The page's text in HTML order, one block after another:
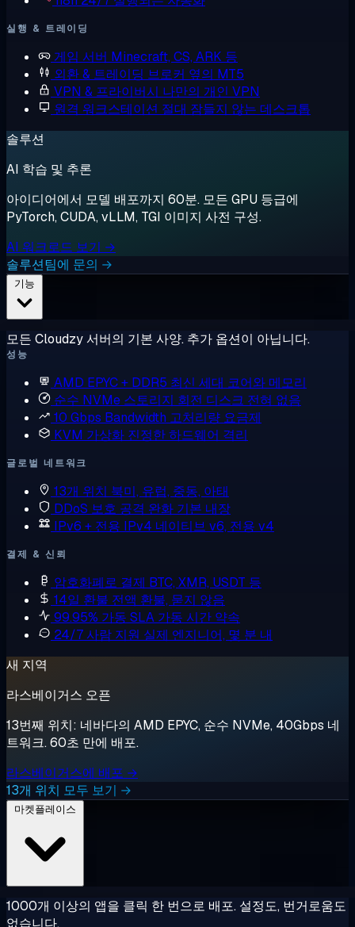
실행 & 트레이딩
게임 서버 Minecraft, CS, ARK 등
외환 & 트레이딩 브로커 옆의 MT5
VPN & 프라이버시 나만의 개인 VPN
원격 워크스테이션 절대 잠들지 않는 데스크톱
솔루션
AI 학습 및 추론
아이디어에서 모델 배포까지 60분. 모든 GPU 등급에
PyTorch, CUDA, vLLM, TGI 이미지 사전 구성.
AI 워크로드 보기 →
솔루션팀에 문의 →
모든 Cloudzy 서버의 기본 사양. 추가 옵션이 아닙니다.
성능
AMD EPYC + DDR5 최신 세대 코어와 메모리
순수 NVMe 스토리지 회전 디스크 전혀 없음
10 Gbps Bandwidth 고처리량 요금제
KVM 가상화 진정한 하드웨어 격리
글로벌 네트워크
13개 위치 북미, 유럽, 중동, 아태
DDoS 보호 공격 완화 기본 내장
IPv6 + 전용 IPv4 네이티브 v6, 전용 v4
결제 & 신뢰
암호화폐로 결제 BTC, XMR, USDT 등
14일 환불 전액 환불, 묻지 않음
99.95% 가동 SLA 가동 시간 약속
24/7 사람 지원 실제 엔지니어, 몇 분 내
새 지역
라스베이거스 오픈
13번째 위치: 네바다의 AMD EPYC, 순수 NVMe, 40Gbps 네
트워크. 60초 만에 배포.
라스베이거스에 배포 →
13개 위치 모두 보기 →
1000개 이상의 앱을 클릭 한 번으로 배포. 설정도, 번거로움도
없습니다.